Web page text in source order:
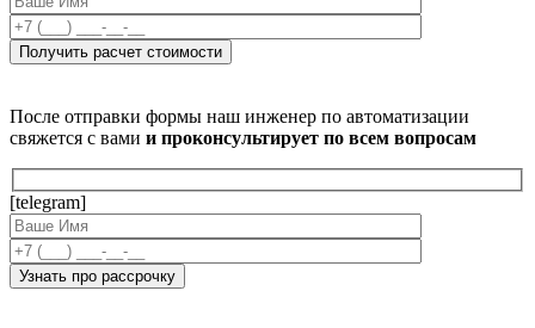
После отправки формы наш инженер по автоматизации
свяжется с вами и проконсультирует по всем вопросам
[telegram]